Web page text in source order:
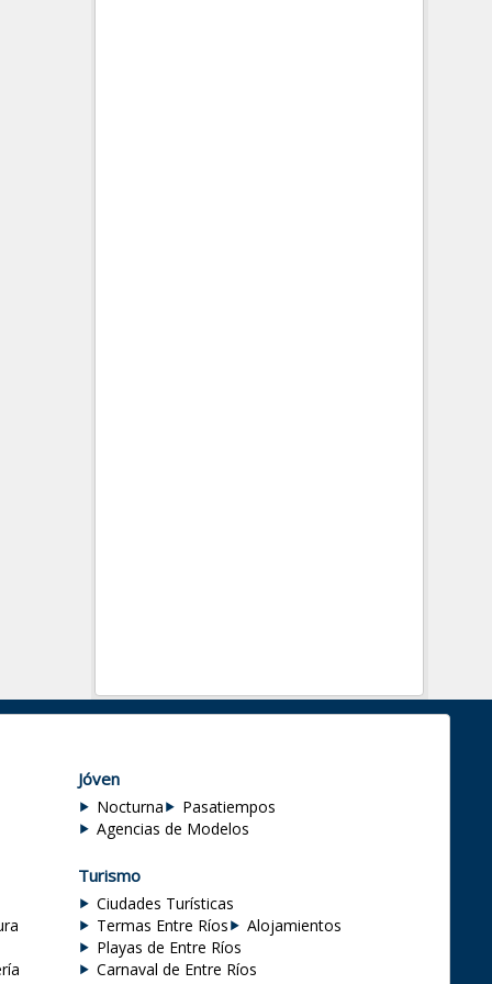
Jóven
Nocturna
Pasatiempos
Agencias de Modelos
Turismo
Ciudades Turísticas
Termas Entre Ríos
Alojamientos
Playas de Entre Ríos
Carnaval de Entre Ríos